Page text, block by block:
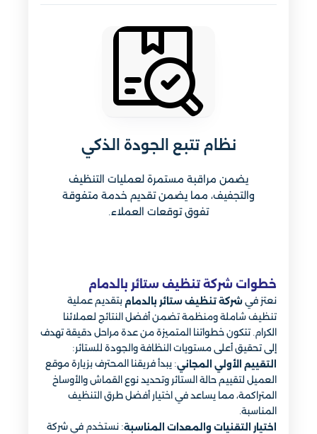
نظام تتبع الجودة الذكي
يضمن مراقبة مستمرة لعمليات التنظيف
والتجفيف، مما يضمن تقديم خدمة متفوقة
تفوق توقعات العملاء.
خطوات شركة تنظيف ستائر بالدمام
نعتز في شركة تنظيف ستائر بالدمام بتقديم عملية
تنظيف شاملة ومنظمة تضمن أفضل النتائج لعملائنا
الكرام. تتكون خطواتنا المتميزة من عدة مراحل دقيقة تهدف
إلى تحقيق أعلى مستويات النظافة والجودة للستائر:
التقييم الأولي المجاني: يبدأ فريقنا المحترف بزيارة موقع
العميل لتقييم حالة الستائر وتحديد نوع القماش والأوساخ
المتراكمة، مما يساعد في اختيار أفضل طرق التنظيف
المناسبة.
اختيار التقنيات والمعدات المناسبة: نستخدم في شركة